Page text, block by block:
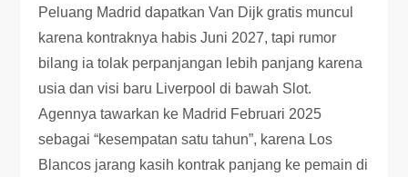
Peluang Madrid dapatkan Van Dijk gratis muncul
karena kontraknya habis Juni 2027, tapi rumor
bilang ia tolak perpanjangan lebih panjang karena
usia dan visi baru Liverpool di bawah Slot.
Agennya tawarkan ke Madrid Februari 2025
sebagai “kesempatan satu tahun”, karena Los
Blancos jarang kasih kontrak panjang ke pemain di